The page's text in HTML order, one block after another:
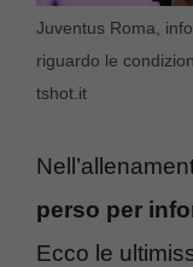
Juventus Roma,
riguardo le
tshot.it
perso per
Ecco le